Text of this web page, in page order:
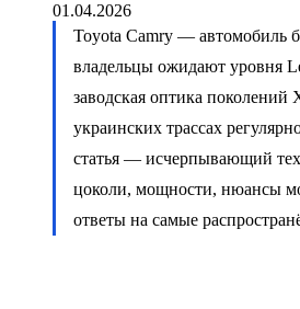
01.04.2026
Toyota Camry — автомобиль
владельцы ожидают уровня
заводская оптика
украинских трассах
статья — исчерпывающий
цоколи, мощности, нюансы
ответы на самые